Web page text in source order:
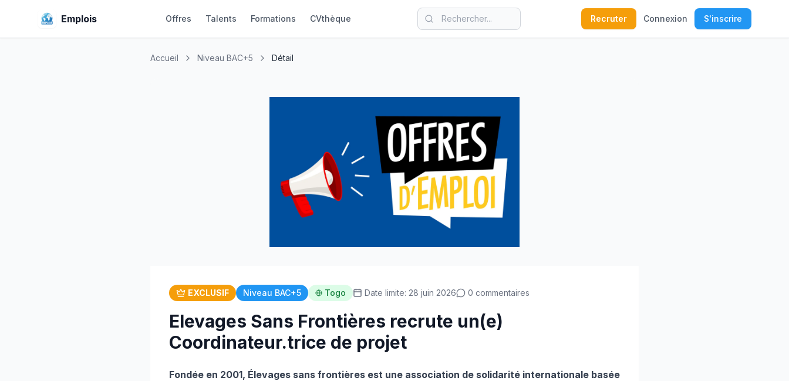
Emplois Offres Talents Formations CVthèque Recruter Connexion S'inscrire
Accueil Niveau BAC+5 Détail
EXCLUSIF Niveau BAC+5 Togo Date limite: 28 juin 2026 0 commentaires
Elevages Sans Frontières recrute un(e)
Coordinateur.trice de projet
Fondée en 2001, Élevages sans frontières est une association de solidarité internationale basée